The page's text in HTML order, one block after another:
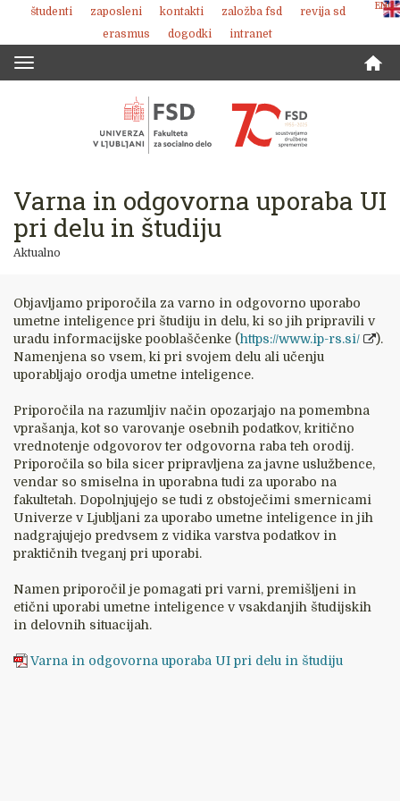
Skoči
vsebino
ENG
študenti zaposleni kontakti založba fsd
revija sd
erasmus
dogodki intranet
Varna in odgovorna uporaba UI
pri delu in študiju
Aktualno
Objavljamo priporočila za varno in odgovorno uporabo
umetne inteligence pri študiju in delu, ki so jih pripravili v
uradu informacijske pooblaščenke (https://www.ip-rs.si/
).
Namenjena so vsem, ki pri svojem delu ali učenju
uporabljajo orodja umetne inteligence.
Priporočila na razumljiv način opozarjajo na pomembna
vprašanja, kot so varovanje osebnih podatkov, kritično
vrednotenje odgovorov ter odgovorna raba teh orodij.
Priporočila so bila sicer pripravljena za javne uslužbence,
vendar so smiselna in uporabna tudi za uporabo na
fakultetah. Dopolnjujejo se tudi z obstoječimi smernicami
Univerze v Ljubljani za uporabo umetne inteligence in jih
nadgrajujejo predvsem z vidika varstva podatkov in
praktičnih tveganj pri uporabi.
Namen priporočil je pomagati pri varni, premišljeni in
etični uporabi umetne inteligence v vsakdanjih študijskih
in delovnih situacijah.
Varna in odgovorna uporaba UI pri delu in študiju